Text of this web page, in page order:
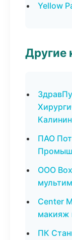
Yellow
Другие
ПАО
ООО
Center
макияж
ПК